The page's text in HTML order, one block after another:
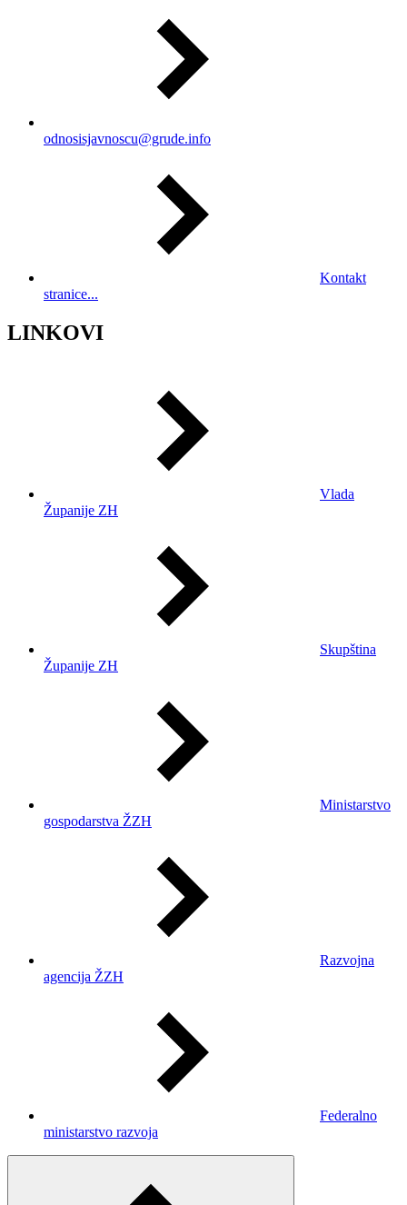
odnosisjavnoscu@grude.info
Kontakt
stranice...
LINKOVI
Vlada
Županije ZH
Skupština
Županije ZH
Ministarstvo
gospodarstva ŽZH
Razvojna
agencija ŽZH
Federalno
ministarstvo razvoja